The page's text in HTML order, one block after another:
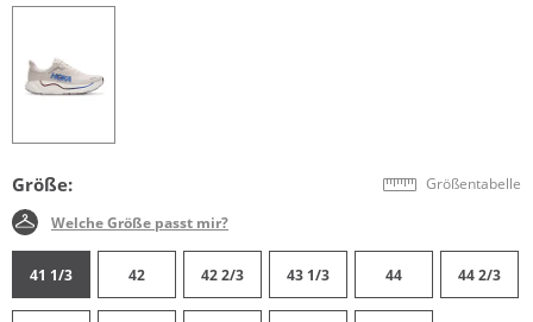
Größe: Größentabelle
Welche Größe passt mir?
41 1/3 42 42 2/3 43 1/3 44 44 2/3